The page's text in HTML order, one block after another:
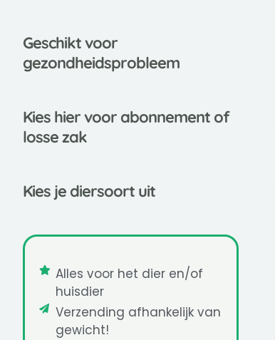
Geschikt voor
gezondheidsprobleem
Kies hier voor abonnement of
losse zak
Kies je diersoort uit
Alles voor het dier en/of
huisdier
Verzending afhankelijk van
gewicht!